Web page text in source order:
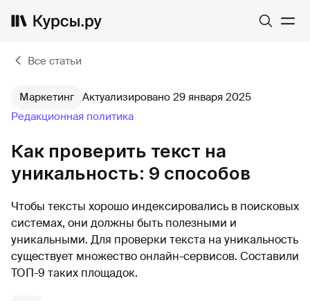
Все статьи
Маркетинг Актуализировано 29 января 2025
Редакционная политика
Как проверить текст на
уникальность: 9 способов
Чтобы тексты хорошо индексировались в поисковых
системах, они должны быть полезными и
уникальными. Для проверки текста на уникальность
существует множество онлайн-сервисов. Составили
ТОП-9 таких площадок.